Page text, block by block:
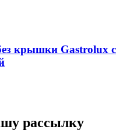
крышки Gastrolux с
рассылку